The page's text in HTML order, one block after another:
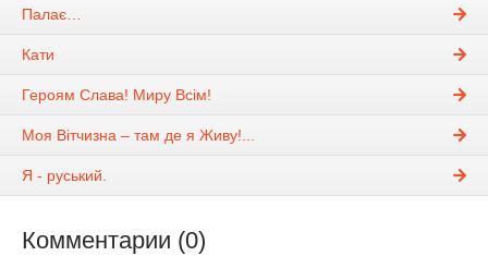
Палає…
Кати
Героям Слава! Миру Всім!
Моя Вітчизна – там де я Живу!...
Я - руський.
Комментарии (0)